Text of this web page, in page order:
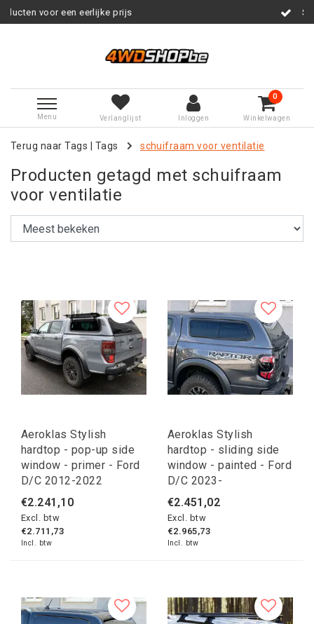
Menu Verlanglijst Inloggen
0
Winkelwagen
Terug naar Tags Tags schuifraam voor ventilatie
Producten getagd met schuifraam
voor ventilatie
Aeroklas Stylish
hardtop - pop-up side
window - primer - Ford
D/C 2012-2022
€2.241,10
Excl. btw
€2.711,73
Incl. btw
Aeroklas Stylish
hardtop - sliding side
window - painted - Ford
D/C 2023-
€2.451,02
Excl. btw
€2.965,73
Incl. btw